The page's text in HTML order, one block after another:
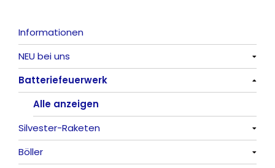
Informationen
NEU bei uns
Alle anzeigen
Batteriefeuerwerk
Alle anzeigen
Silvester-Raketen
Alle anzeigen
Böller